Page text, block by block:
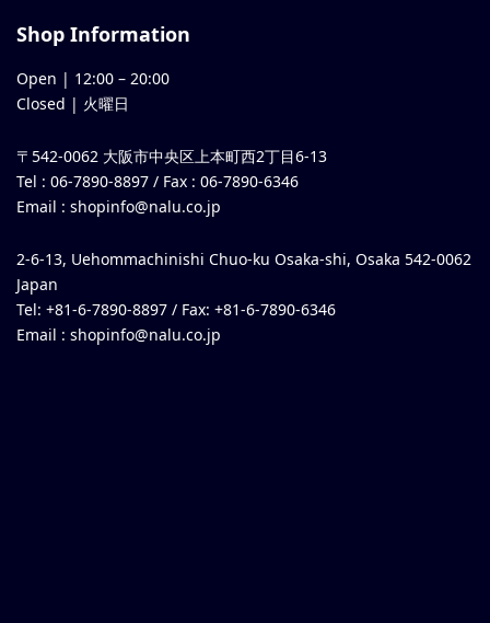
Shop Information
Open | 12:00 – 20:00
Closed | 火曜日
〒542-0062 大阪市中央区上本町西2丁目6-13
Tel : 06-7890-8897 / Fax : 06-7890-6346
Email : shopinfo@nalu.co.jp
2-6-13, Uehommachinishi Chuo-ku Osaka-shi, Osaka 542-0062
Japan
Tel: +81-6-7890-8897 / Fax: +81-6-7890-6346
Email : shopinfo@nalu.co.jp